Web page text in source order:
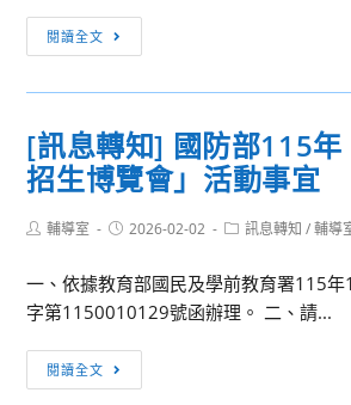
期
考
錄
取
公
閱讀全文
期
補
公
告】
學
度
第
1
[訊息轉知] 國防部115年
招生博覽會」活動事宜
Post輔導室
Post2026-02-02
Post訊息轉知 / 輔導
一、依據教育部國民及學前教育署115
字第1150010129號函辦理。 二、請...
閱讀全文
息